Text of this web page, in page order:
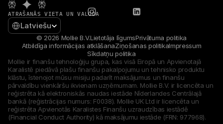
ATRAŠANĀS VIETA UN VALODA
Select Language
Latviešu
© 2026 Mollie B.V.Lietotāja līgumsPrivātuma politika
Atbildīga informācijas atklāšanaZiņošanas politikaImpressum
Sīkdatņu politika
Mollie ir finanšu tehnoloģiju grupa, kas visā Eiropā un Apvienotajā
Karalistē piedāvā plašu finanšu pakalpojumu un tehnisko produktu
klāstu, īstenojot mūsu misiju padarīt maksājumus un finanšu
pārvaldību vienkāršu ikvienam uzņēmumam. Mollie B.V. ir licencēta un
reģistrēta kā elektroniskās naudas iestāde Nīderlandes Centrālajā
bankā (reģistrācijas numurs: F0038). Mollie UK Ltd ir licencēta un
reģistrēta Apvienotās Karalistes Finanšu uzraudzības iestādē
(Financial Conduct Authority) kā maksājumu iestāde (FRN: 977968).